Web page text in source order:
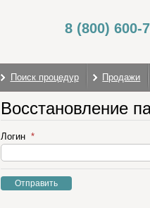
8 (800) 600-
Поиск процедур Продажи
Восстановление
Логин
Отправить